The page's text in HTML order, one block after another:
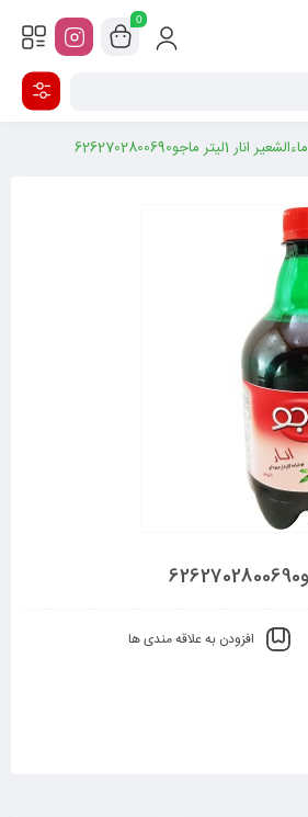
0
ماءالشعیر انار 1لیتر ماجو6262702800690
افزودن به علاقه مندی ها